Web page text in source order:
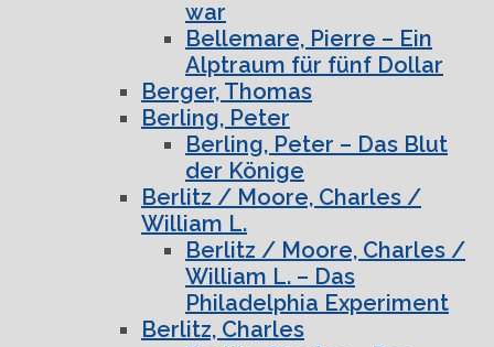
war
Bellemare, Pierre – Ein
Alptraum für fünf Dollar
Berger, Thomas
Berling, Peter
Berling, Peter – Das Blut
der Könige
Berlitz / Moore, Charles /
William L.
Berlitz / Moore, Charles /
William L. – Das
Philadelphia Experiment
Berlitz, Charles